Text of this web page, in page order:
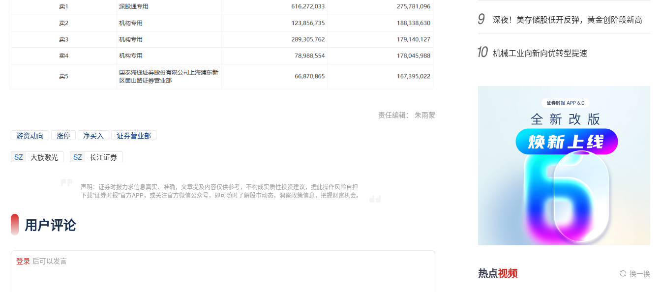
责任编辑： 朱雨蒙
游资动向 涨停 净买入 证券营业部
SZ 大族激光 SZ 长江证券
声明：证券时报力求信息真实、准确，文章提及内容仅供参考，不构成实质性投资建议，据此操作风险自担
下载"证券时报"官方APP，或关注官方微信公众号，即可随时了解股市动态，洞察政策信息，把握财富机会。
用户评论
登录 后可以发言
深夜！美存储股低开反弹，黄金创阶段新高
机械工业向新向优转型提速
热点视频 换一换